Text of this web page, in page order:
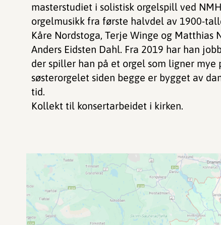
masterstudiet i solistisk orgelspill ved
orgelmusikk fra første halvdel av 1900-
Kåre Nordstoga, Terje Winge og Matthias
Anders Eidsten Dahl. Fra 2019 har han
der spiller han på et orgel som ligner
søsterorgelet siden begge er bygget av
tid.
Kollekt til konsertarbeidet i kirken.